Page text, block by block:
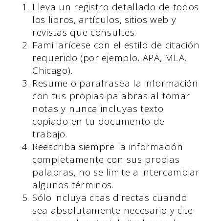
Lleva un registro detallado de todos
los libros, artículos, sitios web y
revistas que consultes.
Familiarícese con el estilo de citación
requerido (por ejemplo, APA, MLA,
Chicago).
Resume o parafrasea la información
con tus propias palabras al tomar
notas y nunca incluyas texto
copiado en tu documento de
trabajo.
Reescriba siempre la información
completamente con sus propias
palabras, no se limite a intercambiar
algunos términos.
Sólo incluya citas directas cuando
sea absolutamente necesario y cite